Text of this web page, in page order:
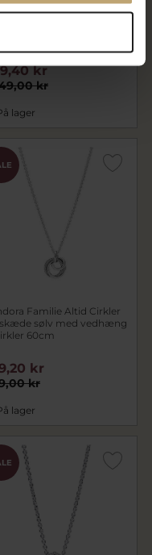
rose med
zirkonia 45 cm
kr
kr
lager
Familie Altid Cirkler
sølv med vedhæng
60cm
kr
kr
lager